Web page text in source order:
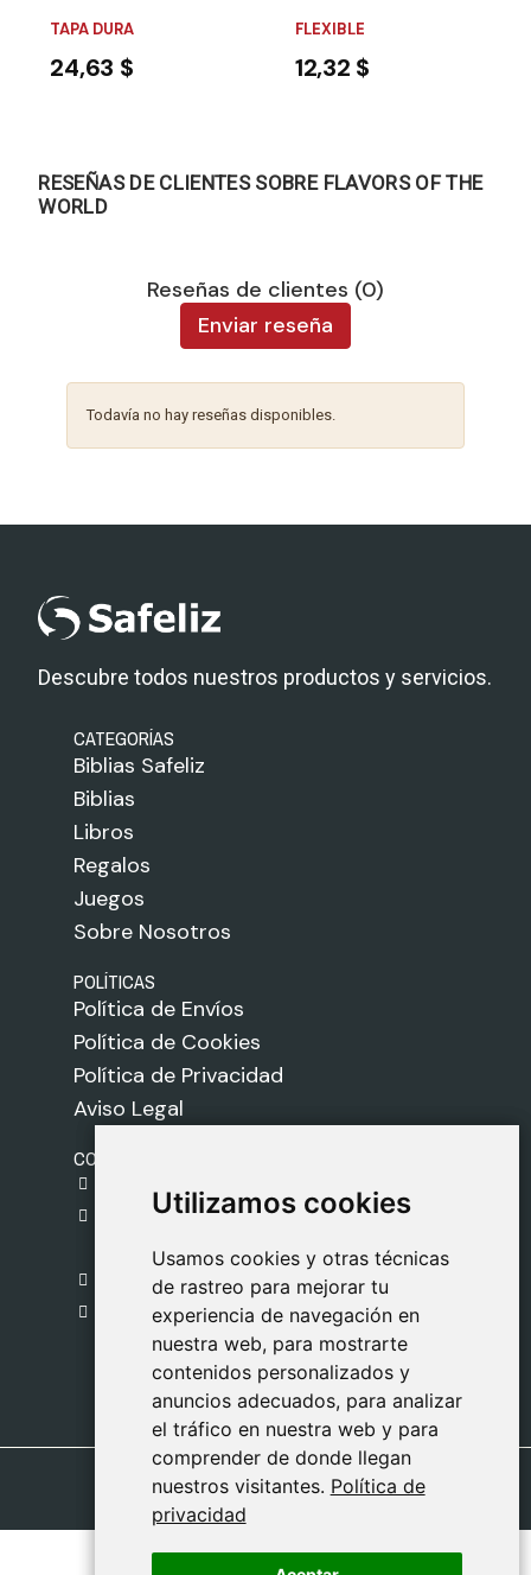
Utilizamos cookies
Usamos cookies y otras técnicas
de rastreo para mejorar tu
experiencia de navegación en
nuestra web, para mostrarte
contenidos personalizados y
anuncios adecuados, para analizar
el tráfico en nuestra web y para
comprender de donde llegan
nuestros visitantes. Política de
privacidad
Utilizamos cookies
Usamos cookies y otras técnicas
de rastreo para mejorar tu
experiencia de navegación en
nuestra web, para mostrarte
contenidos personalizados y
anuncios adecuados, para analizar
el tráfico en nuestra web y para
comprender de donde llegan
nuestros visitantes. Política de
privacidad
TAPA DURA
24,63 $
FLEXIBLE
12,32 $
RESEÑAS DE CLIENTES SOBRE FLAVORS OF THE
WORLD
Reseñas de clientes (0)
Enviar reseña
Todavía no hay reseñas disponibles.
Descubre todos nuestros productos y servicios.
CATEGORÍAS
Biblias Safeliz
Biblias
Libros
Regalos
Juegos
Sobre Nosotros
POLÍTICAS
Política de Envíos
Política de Cookies
Política de Privacidad
Aviso Legal
CONTACTO
C. del Pradillo, 6, 28770 Colmenar Viejo,
Madrid
918 459 877
Lunes a Viernes
09:00 - 13:00